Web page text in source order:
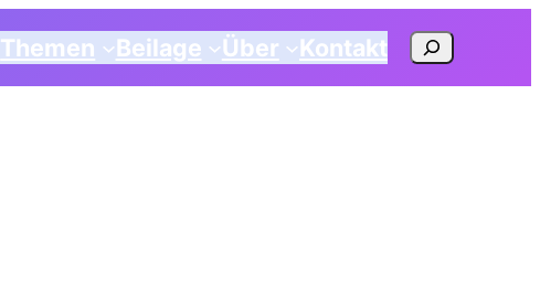
Themen Beilage Über Kontakt Suchen